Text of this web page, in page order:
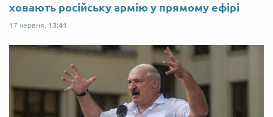
ховають російську армію у прямому ефірі
17 червня, 13:41